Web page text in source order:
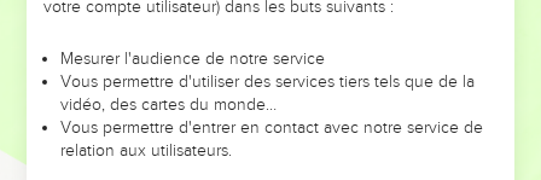
leur foi ou leur vision. Mais on voit moins les doutes, les erreurs
et les saisons difficiles qu'ils ont traversés, alors même que ce
sont elles qui les ont façonnés.
Dans cette conférence, leaders, entrepreneurs, et responsables
votre compte utilisateur) dans les buts suivants :
Mesurer l'audience de notre service
Vous permettre d'utiliser des services tiers tels que de la
vidéo, des cartes du monde…
Vous permettre d'entrer en contact avec notre service de
relation aux utilisateurs.